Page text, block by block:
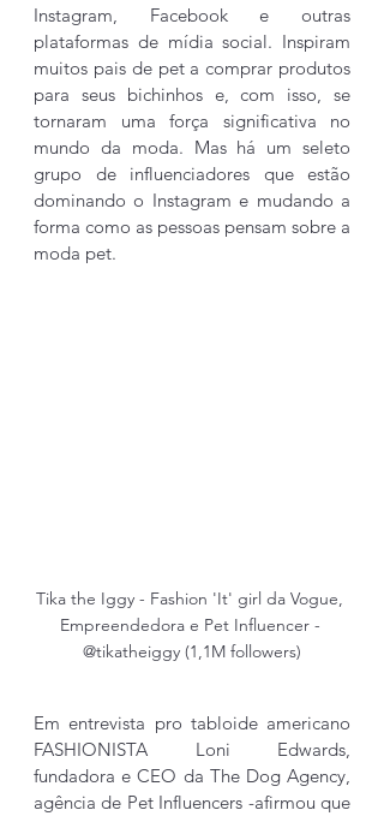
Instagram, Facebook e outras
plataformas de mídia social. Inspiram
muitos pais de pet a comprar produtos
para seus bichinhos e, com isso, se
tornaram uma força significativa no
mundo da moda. Mas há um seleto
grupo de influenciadores que estão
dominando o Instagram e mudando a
forma como as pessoas pensam sobre a
moda pet.
Tika the Iggy - Fashion 'It' girl da Vogue,
Empreendedora e Pet Influencer -
@tikatheiggy (1,1M followers)
Em entrevista pro tabloide americano
FASHIONISTA Loni Edwards,
fundadora e CEO da The Dog Agency,
agência de Pet Influencers -afirmou que